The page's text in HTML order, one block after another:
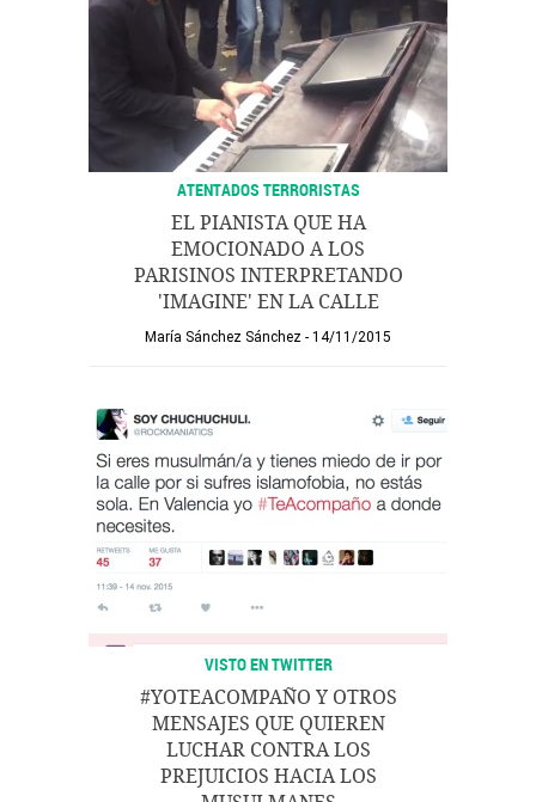
ATENTADOS TERRORISTAS
EL PIANISTA QUE HA
EMOCIONADO A LOS
PARISINOS INTERPRETANDO
'IMAGINE' EN LA CALLE
María Sánchez Sánchez 14/11/2015
VISTO EN TWITTER
#YOTEACOMPAÑO Y OTROS
MENSAJES QUE QUIEREN
LUCHAR CONTRA LOS
PREJUICIOS HACIA LOS